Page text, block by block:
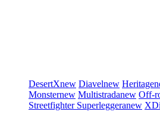
DesertXnew Diavelnew Heritage
Monsternew Multistradanew Off-
Streetfighter Superleggeranew